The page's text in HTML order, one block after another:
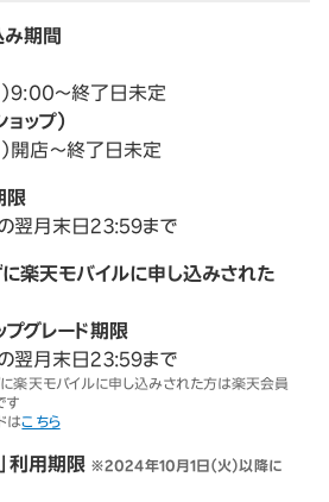
み期間
9:00～終了日未定
ップ）
開店～終了日未定
限
翌月末日23:59まで
楽天モバイルに申し込みされた
グレード期限
翌月末日23:59まで
楽天モバイルに申し込みされた方は楽天会員
す
はこちら
利用期限 ※2024年10月1日（火）以降に